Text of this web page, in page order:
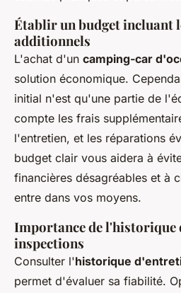
Établir un budget incluant
additionnels
L'achat d'un camping-car
solution économique.
initial n'est qu'une partie de
compte les frais
l'entretien, et les réparations
budget clair vous aidera à
financières désagréables et à
entre dans vos moyens.
Importance de l'historique
inspections
Consulter l'historique
permet d'évaluer sa fiabilité.